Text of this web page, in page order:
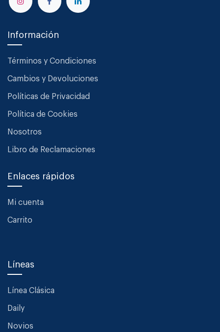
Información
Términos y Condiciones
Cambios y Devoluciones
Políticas de Privacidad
Política de Cookies
Nosotros
Libro de Reclamaciones
Enlaces rápidos
Mi cuenta
Carrito
Líneas
Línea Clásica
Daily
Novios